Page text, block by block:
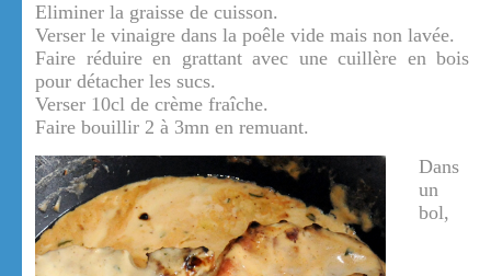
Eliminer la graisse de cuisson.
Verser le vinaigre dans la poêle vide mais non lavée.
Faire réduire en grattant avec une cuillère en bois
pour détacher les sucs.
Verser 10cl de crème fraîche.
Faire bouillir 2 à 3mn en remuant.
Dans
un
bol,